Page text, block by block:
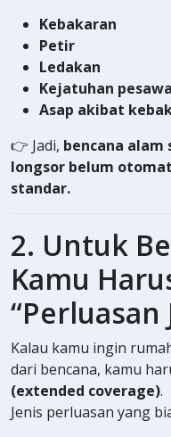
Kebakaran
Petir
Ledakan
Kejatuhan
Asap akibat
👉 Jadi, bencana
longsor belum
standar.
2. Untuk
Kamu
“Perluasan
Kalau kamu ingin
dari bencana, kamu
(extended coverage).
Jenis perluasan yang